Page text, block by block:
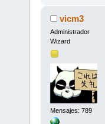
vicm3
Administrador
Wizard
Mensajes: 789